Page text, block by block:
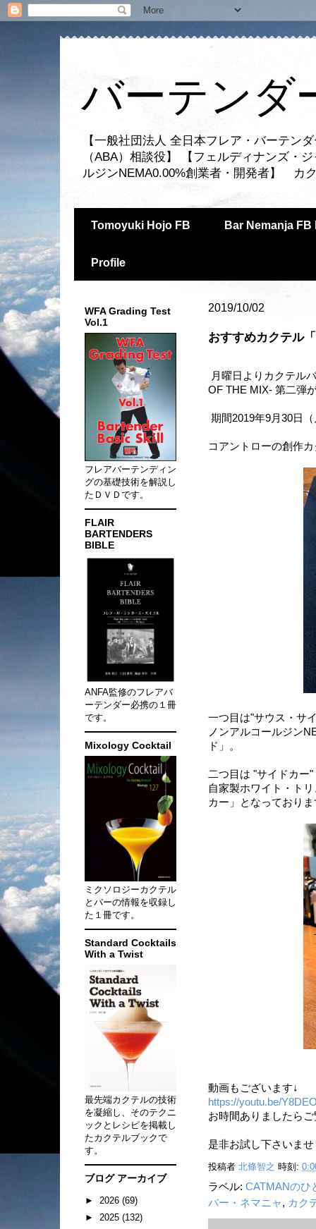
バーテンダ
【一般社団法人 全日本フレア・バーテン
（ABA）相談役】 【フェルディナンズ・
ルジンNEMA0.00%創業者・開発者】 カ
Tomoyuki Hojo FB Bar Nemanja FB
Profile
2019/10/02
おすすめカクテル
月曜日よりカクテル
OF THE MIX- 第二弾
期間2019年9月30日
コアントローの創作
一つ目は"サウス・サ
ノンアルコールジン
ド」。
二つ目は "サイドカー
自家製ホワイト・ト
カー」となっており
動画もございます↓
https://youtu.be/
お時間ありましたら
是非お試し下さいませ
投稿者 北條智之 時刻:
ラベル: CATMANのひ
バー・ネマニャ, カク
WFA Grading Test
Vol.1
フレアバーテンディン
グの基礎技術を解説し
たＤＶＤです。
FLAIR
BARTENDERS
BIBLE
ANFA監修のフレアバ
ーテンダー必携の１冊
です。
Mixology Cocktail
ミクソロジーカクテル
とバーの情報を収録し
た１冊です。
Standard Cocktails
With a Twist
最先端カクテルの技術
を凝縮し、そのテクニ
ックとレシピを掲載し
たカクテルブックで
す。
ブログ アーカイブ
► 2026 (69)
► 2025 (132)